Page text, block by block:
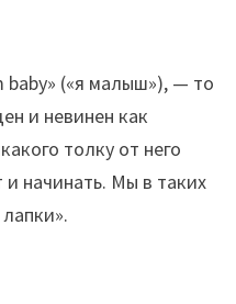
baby» («я малыш»), — то
и невинен как
толку от него
и начинать. Мы в таких